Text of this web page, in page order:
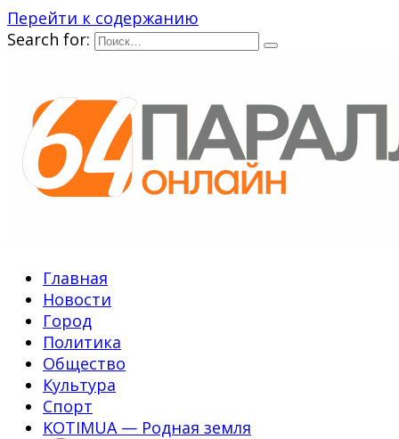
Перейти к содержанию
Search for:
Главная
Новости
Город
Политика
Общество
Культура
Спорт
KOTIMUA — Родная земля